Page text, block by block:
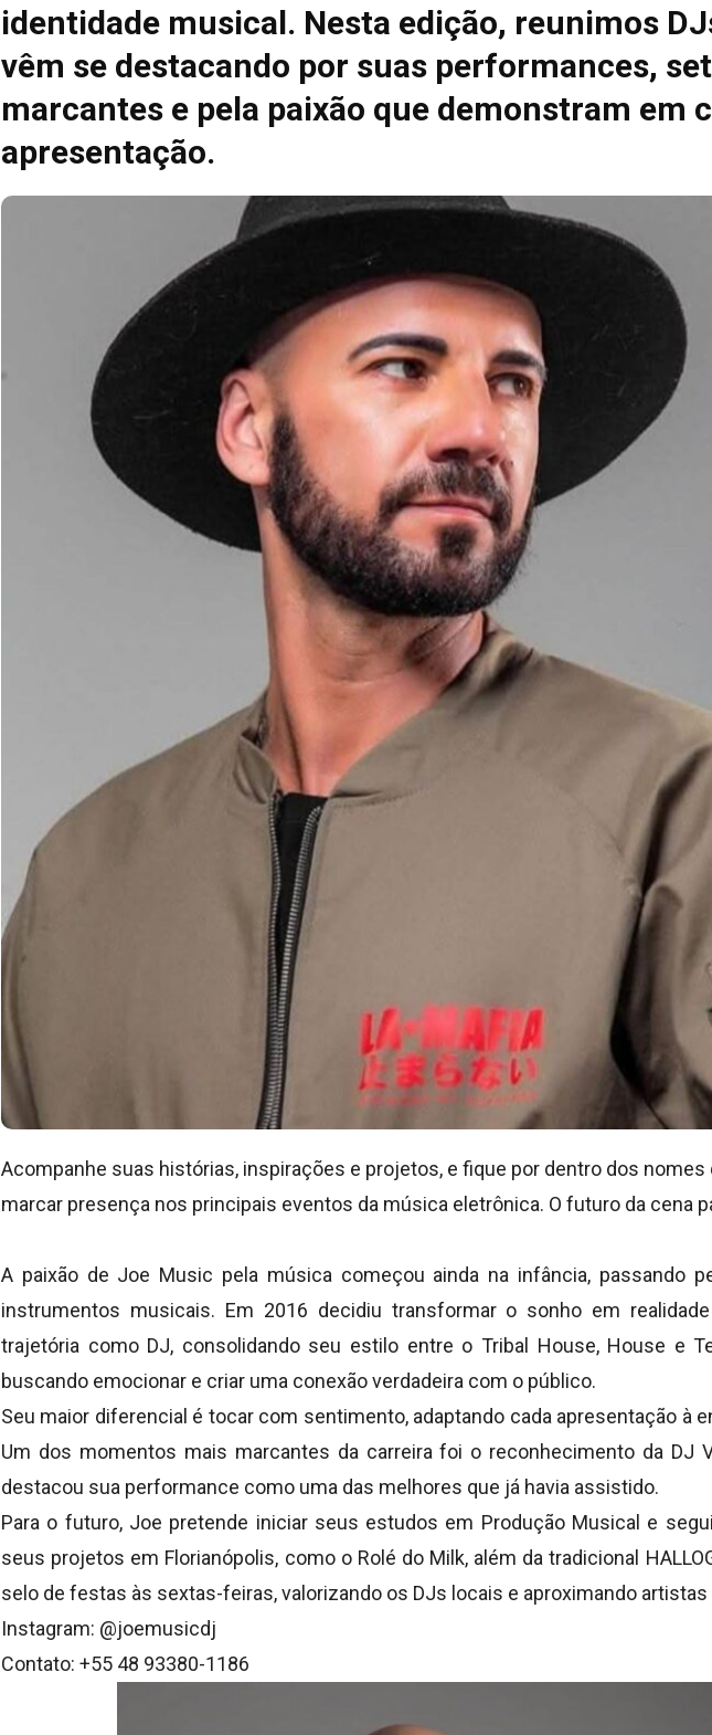
identidade musical. Nesta edição, reunimos
vêm se destacando por suas performances,
marcantes e pela paixão que demonstram em
apresentação.
Acompanhe suas histórias, inspirações e projetos, e fique por dentro dos
marcar presença nos principais eventos da música eletrônica. O futuro da cena
A paixão de Joe Music pela música começou ainda na infância, passando
instrumentos musicais. Em 2016 decidiu transformar o sonho em
trajetória como DJ, consolidando seu estilo entre o Tribal House, House e
buscando emocionar e criar uma conexão verdadeira com o público.
Seu maior diferencial é tocar com sentimento, adaptando cada apresentação à
Um dos momentos mais marcantes da carreira foi o reconhecimento da DJ
destacou sua performance como uma das melhores que já havia assistido.
Para o futuro, Joe pretende iniciar seus estudos em Produção Musical e
seus projetos em Florianópolis, como o Rolé do Milk, além da tradicional
selo de festas às sextas-feiras, valorizando os DJs locais e aproximando artistas
Instagram: @joemusicdj
Contato: +55 48 93380-1186